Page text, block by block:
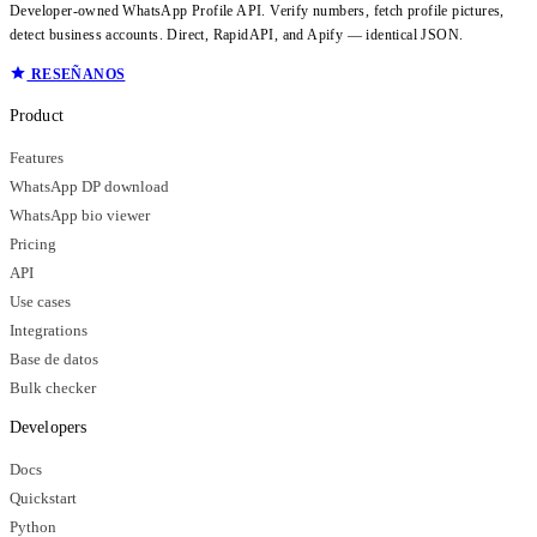
Developer-owned WhatsApp Profile API. Verify numbers, fetch profile pictures,
detect business accounts. Direct, RapidAPI, and Apify — identical JSON.
RESEÑANOS
Product
Features
WhatsApp DP download
WhatsApp bio viewer
Pricing
API
Use cases
Integrations
Base de datos
Bulk checker
Developers
Docs
Quickstart
Python